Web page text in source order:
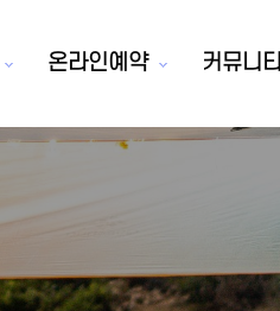
온라인예약 커뮤니티